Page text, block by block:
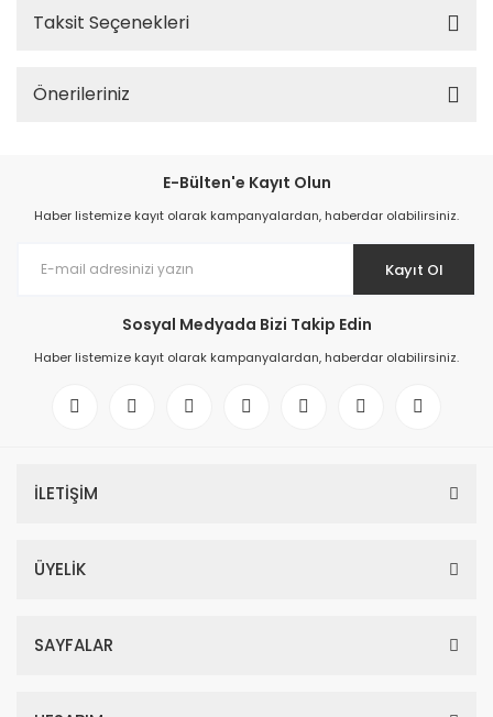
Taksit Seçenekleri
Önerileriniz
E-Bülten'e Kayıt Olun
Haber listemize kayıt olarak kampanyalardan, haberdar olabilirsiniz.
Kayıt Ol
Sosyal Medyada Bizi Takip Edin
Haber listemize kayıt olarak kampanyalardan, haberdar olabilirsiniz.
İLETİŞİM
ÜYELİK
SAYFALAR